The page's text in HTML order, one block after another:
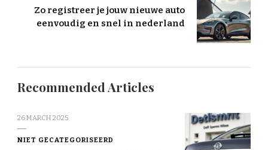
Zo registreer je jouw nieuwe auto
eenvoudig en snel in nederland
Recommended Articles
26 MARCH 2025
NIET GECATEGORISEERD